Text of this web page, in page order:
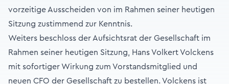
vorzeitige Ausscheiden von im Rahmen seiner heutigen
Sitzung zustimmend zur Kenntnis.
Weiters beschloss der Aufsichtsrat der Gesellschaft im
Rahmen seiner heutigen Sitzung, Hans Volkert Volckens
mit sofortiger Wirkung zum Vorstandsmitglied und
neuen CFO der Gesellschaft zu bestellen. Volckens ist